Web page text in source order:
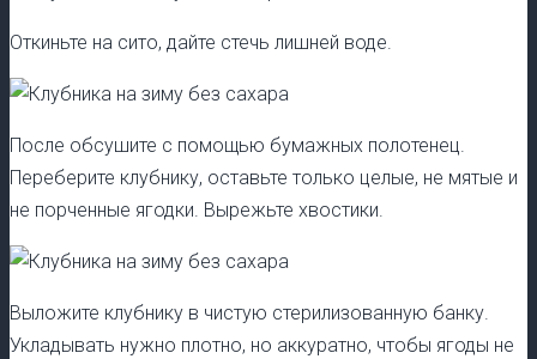
Откиньте на сито, дайте стечь лишней воде.
После обсушите с помощью бумажных полотенец.
Переберите клубнику, оставьте только целые, не мятые и
не порченные ягодки. Вырежьте хвостики.
Выложите клубнику в чистую стерилизованную банку.
Укладывать нужно плотно, но аккуратно, чтобы ягоды не